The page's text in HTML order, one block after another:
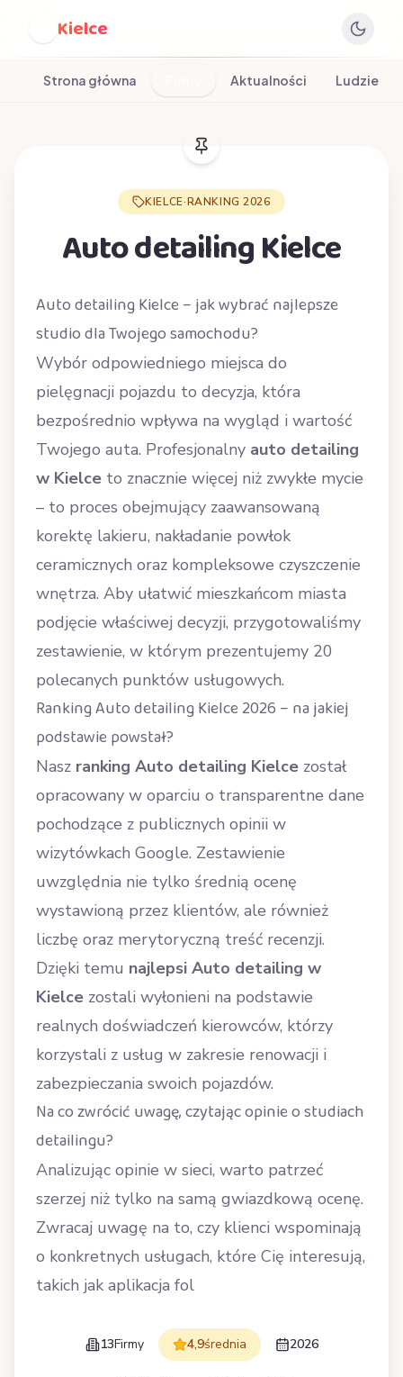
Kielce
Strona główna Aktualności Ludzie
KIELCE·RANKING 2026
Auto detailing Kielce
Auto detailing Kielce – jak wybrać najlepsze
studio dla Twojego samochodu?
Wybór odpowiedniego miejsca do
pielęgnacji pojazdu to decyzja, która
bezpośrednio wpływa na wygląd i wartość
Twojego auta. Profesjonalny auto detailing
w Kielce to znacznie więcej niż zwykłe mycie
– to proces obejmujący zaawansowaną
korektę lakieru, nakładanie powłok
ceramicznych oraz kompleksowe czyszczenie
wnętrza. Aby ułatwić mieszkańcom miasta
podjęcie właściwej decyzji, przygotowaliśmy
zestawienie, w którym prezentujemy 20
polecanych punktów usługowych.
Ranking Auto detailing Kielce 2026 – na jakiej
podstawie powstał?
Nasz ranking Auto detailing Kielce został
opracowany w oparciu o transparentne dane
pochodzące z publicznych opinii w
wizytówkach Google. Zestawienie
uwzględnia nie tylko średnią ocenę
wystawioną przez klientów, ale również
liczbę oraz merytoryczną treść recenzji.
Dzięki temu najlepsi Auto detailing w
Kielce zostali wyłonieni na podstawie
realnych doświadczeń kierowców, którzy
korzystali z usług w zakresie renowacji i
zabezpieczania swoich pojazdów.
Na co zwrócić uwagę, czytając opinie o studiach
detailingu?
Analizując opinie w sieci, warto patrzeć
szerzej niż tylko na samą gwiazdkową ocenę.
Zwracaj uwagę na to, czy klienci wspominają
o konkretnych usługach, które Cię interesują,
takich jak aplikacja fol
13Firmy 4,9średnia 2026